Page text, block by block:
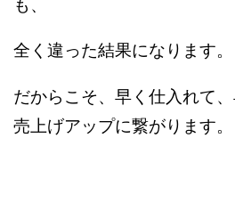
も、
全く違った結果になります。
だからこそ、早く仕入れて
売上げアップに繋がります。